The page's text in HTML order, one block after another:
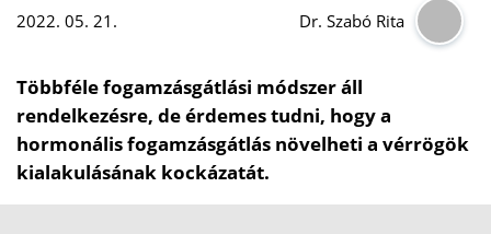
2022. 05. 21. Dr. Szabó Rita
Többféle fogamzásgátlási módszer áll
rendelkezésre, de érdemes tudni, hogy a
hormonális fogamzásgátlás növelheti a vérrögök
kialakulásának kockázatát.